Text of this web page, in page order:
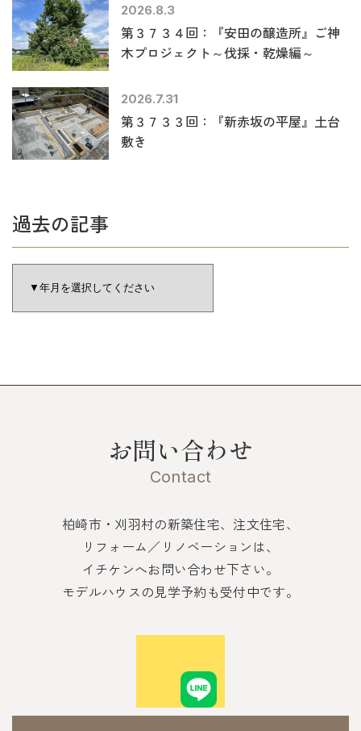
2026.8.3
第３７３４回：『安田の醸造所』ご神
木プロジェクト～伐採・乾燥編～
2026.7.31
第３７３３回：『新赤坂の平屋』土台
敷き
過去の記事
お問い合わせ
Contact
柏崎市・刈羽村の新築住宅、注文住宅、
リフォーム／リノベーションは、
イチケンへお問い合わせ下さい。
モデルハウスの見学予約も受付中です。